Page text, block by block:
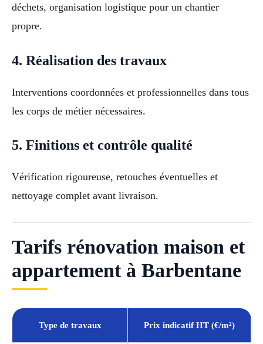
déchets, organisation logistique pour un chantier
propre.
4. Réalisation des travaux
Interventions coordonnées et professionnelles dans tous
les corps de métier nécessaires.
5. Finitions et contrôle qualité
Vérification rigoureuse, retouches éventuelles et
nettoyage complet avant livraison.
Tarifs rénovation maison et
appartement à Barbentane
Type de travaux Prix indicatif HT (€/m²)